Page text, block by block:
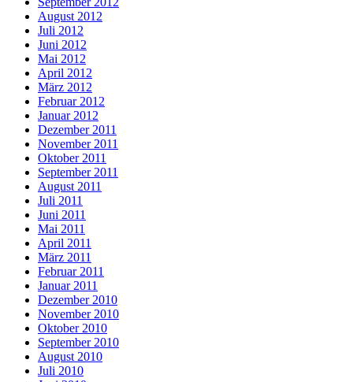
August 2012
Juli 2012
Juni 2012
Mai 2012
April 2012
März 2012
Februar 2012
Januar 2012
Dezember 2011
November 2011
Oktober 2011
September 2011
August 2011
Juli 2011
Juni 2011
Mai 2011
April 2011
März 2011
Februar 2011
Januar 2011
Dezember 2010
November 2010
Oktober 2010
September 2010
August 2010
Juli 2010